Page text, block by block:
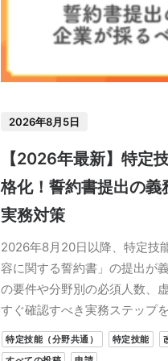
2026年8月5日
【2026年最新】特定
格化！誓約書提出の義
実務対策
2026年8月20日以降、特定技
容に関する誓約書」の提出が
の要件や分野別の必須人数、
すぐ確認すべき実務ステップ
特定技能（分野共通） 特定技能